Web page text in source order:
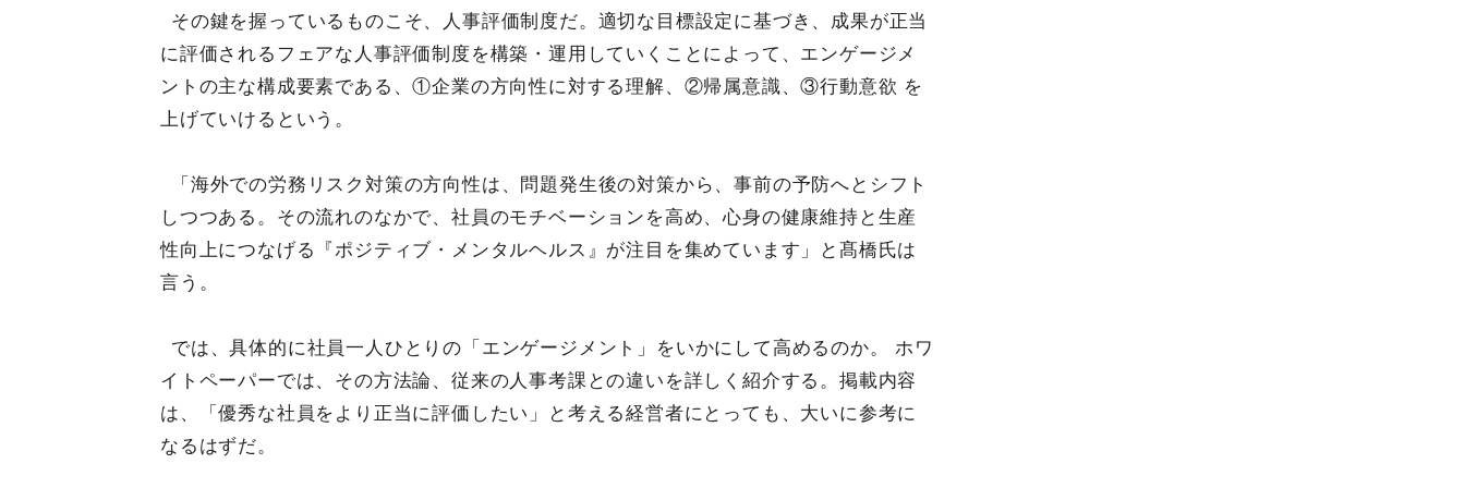
その鍵を握っているものこそ、人事評価制度だ。適切な目標設定に基づき、成果が正当
に評価されるフェアな人事評価制度を構築・運用していくことによって、エンゲージメ
ントの主な構成要素である、①企業の方向性に対する理解、②帰属意識、③行動意欲 を
上げていけるという。
「海外での労務リスク対策の方向性は、問題発生後の対策から、事前の予防へとシフト
しつつある。その流れのなかで、社員のモチベーションを高め、心身の健康維持と生産
性向上につなげる『ポジティブ・メンタルヘルス』が注目を集めています」と髙橋氏は
言う。
では、具体的に社員一人ひとりの「エンゲージメント」をいかにして高めるのか。 ホワ
イトペーパーでは、その方法論、従来の人事考課との違いを詳しく紹介する。掲載内容
は、「優秀な社員をより正当に評価したい」と考える経営者にとっても、大いに参考に
なるはずだ。